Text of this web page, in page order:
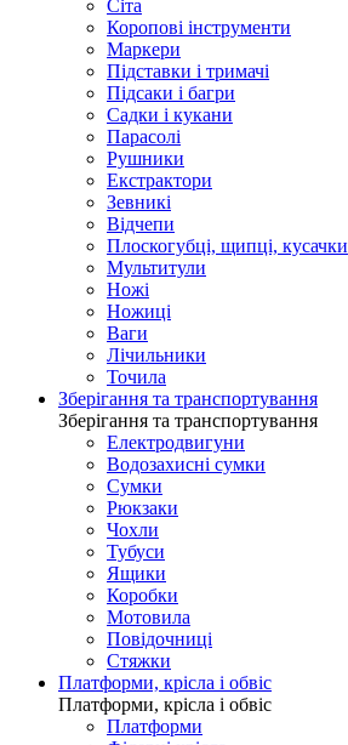
Сіта
Коропові інструменти
Маркери
Підставки і тримачі
Підсаки і багри
Садки і кукани
Парасолі
Рушники
Екстрактори
Зевникі
Відчепи
Плоскогубці, щипці, кусачки
Мультитули
Ножі
Ножиці
Ваги
Лічильники
Точила
Зберігання та транспортування
Зберігання та транспортування
Електродвигуни
Водозахисні сумки
Сумки
Рюкзаки
Чохли
Тубуси
Ящики
Коробки
Мотовила
Повідочниці
Стяжки
Платформи, крісла і обвіс
Платформи, крісла і обвіс
Платформи